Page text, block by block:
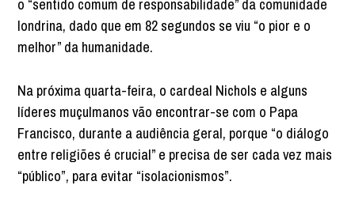
o “sentido comum de responsabilidade” da comunidade
londrina, dado que em 82 segundos se viu “o pior e o
melhor” da humanidade.
Na próxima quarta-feira, o cardeal Nichols e alguns
líderes muçulmanos vão encontrar-se com o Papa
Francisco, durante a audiência geral, porque “o diálogo
entre religiões é crucial” e precisa de ser cada vez mais
“público”, para evitar “isolacionismos”.